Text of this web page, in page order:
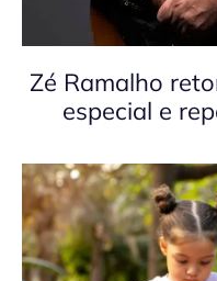
Zé Ramalho
especial e